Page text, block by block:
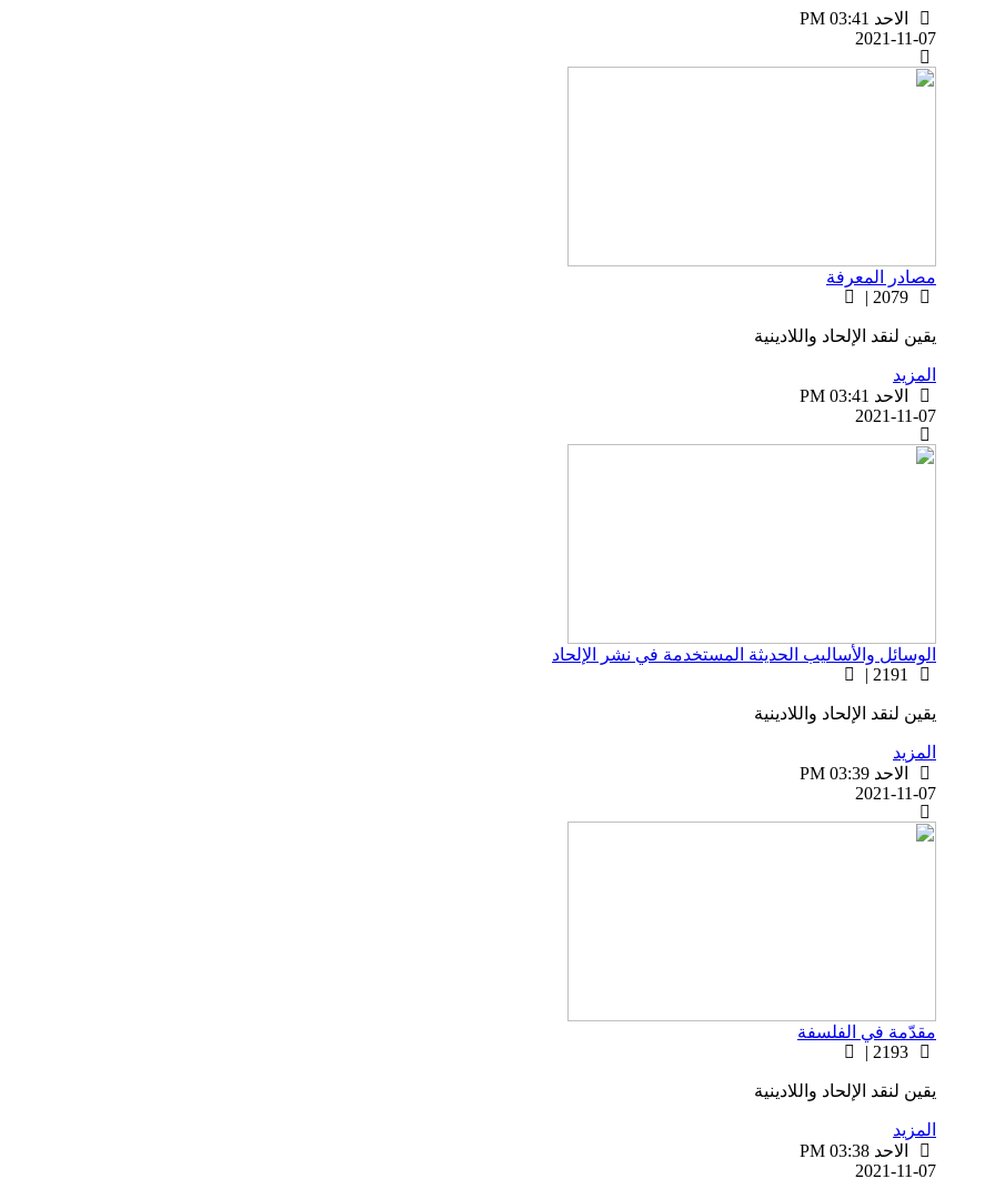
الاحد PM 03:41
2021-11-07
مصادر المعرفة
يقين لنقد الإلحاد واللادينية
المزيد
الاحد PM 03:41
2021-11-07
الوسائل والأساليب الحديثة المستخدمة في نشر الإلحاد
يقين لنقد الإلحاد واللادينية
المزيد
الاحد PM 03:39
2021-11-07
مقدّمة في الفلسفة
يقين لنقد الإلحاد واللادينية
المزيد
الاحد PM 03:38
2021-11-07